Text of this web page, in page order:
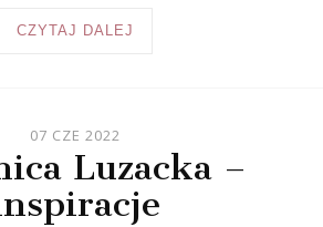
CZYTAJ DALEJ
07 CZE 2022
Luzacka –